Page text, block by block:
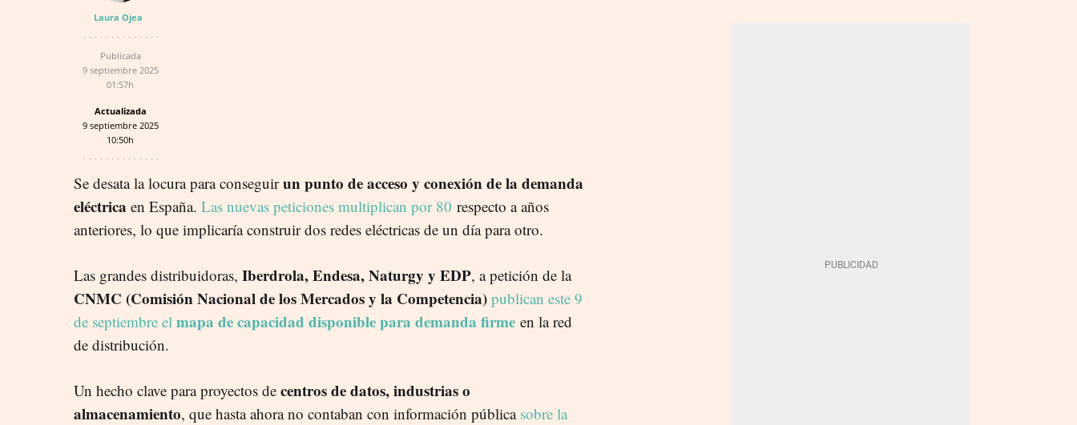
Laura Ojea
Publicada
9 septiembre 2025
01:57h
Actualizada
9 septiembre 2025
10:50h
Se desata la locura para conseguirun punto de acceso y conexión de la demanda
eléctrica en España. Las nuevas peticiones multiplican por 80 respecto a años
anteriores, lo que implicaría construir dos redes eléctricas de un día para otro.
Las grandes distribuidoras, Iberdrola, Endesa, Naturgy y EDP, a petición de la
CNMC (Comisión Nacional de los Mercados y la Competencia) publican este 9
de septiembre el mapa de capacidad disponible para demanda firme en la red
de distribución.
Un hecho clave para proyectos de centros de datos, industrias o
almacenamiento, que hasta ahora no contaban con información públicasobre la